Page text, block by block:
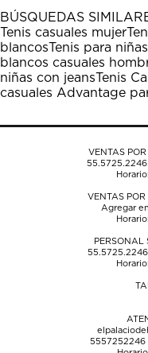
1
estrella
Esta
acción
abrirá
el
formulario
envío.
estrellas.
Esta
acción
abrirá
el
formulario
envío.
estrellas.
Esta
acción
abrirá
el
formulario
envío.
estrellas.
Esta
acción
abrirá
el
formulario
envío.
Esta
acción
abrirá
el
envío.
BÚSQUEDAS
Tenis casuales mujer
blancosTenis para
blancos casuales
niñas con jeansTenis
casuales Advantage
VENTAS
55.5725.2246
VENTAS
Agregar
PERSONAL
55.5725.2246
5557252246